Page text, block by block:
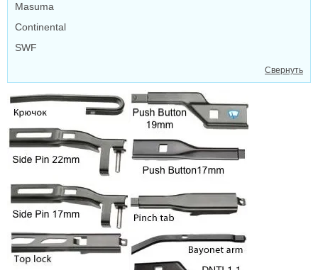
Masuma
Continental
SWF
Свернуть